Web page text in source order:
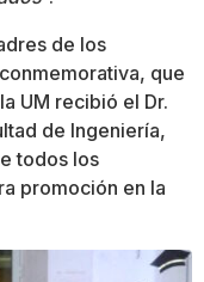
de los
que
UM recibió el Dr.
de Ingeniería,
todos los
promoción en la